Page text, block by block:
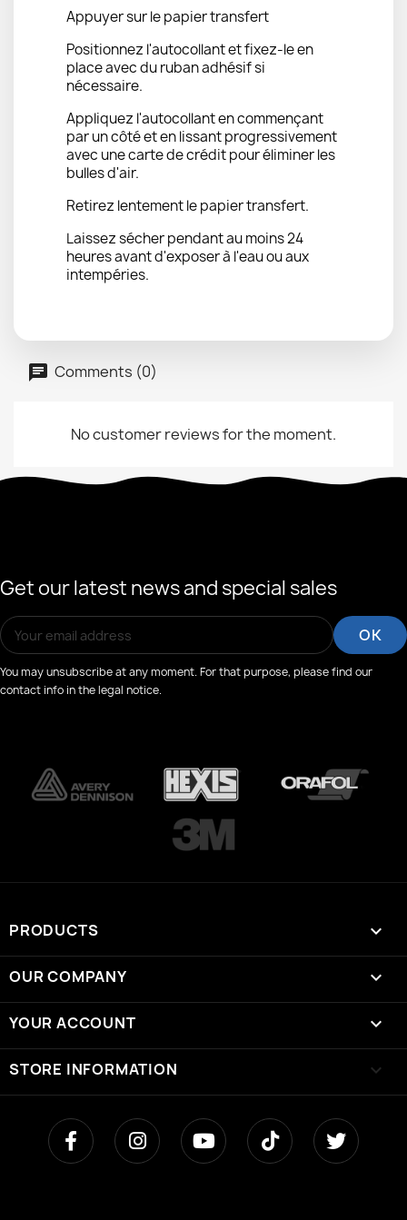
Appuyer sur le papier transfert
Positionnez l'autocollant et fixez-le en
place avec du ruban adhésif si
nécessaire.
Appliquez l'autocollant en commençant
par un côté et en lissant progressivement
avec une carte de crédit pour éliminer les
bulles d'air.
Retirez lentement le papier transfert.
Laissez sécher pendant au moins 24
heures avant d'exposer à l'eau ou aux
intempéries.
Comments (0)
No customer reviews for the moment.
Get our latest news and special sales
You may unsubscribe at any moment. For that purpose, please find our
contact info in the legal notice.
PRODUCTS 
OUR COMPANY 
YOUR ACCOUNT 
STORE INFORMATION keyboard_arrow_down